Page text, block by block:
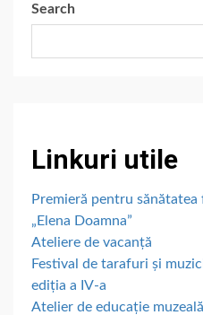
Search
Linkuri utile
Premieră pentru
„Elena Doamna”
Ateliere de vacanță
Festival de tarafuri și
ediția a IV-a
Atelier de educație muzeală